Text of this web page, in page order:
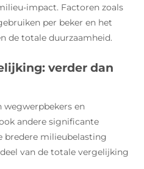
impact. Factoren zoals
per beker en het
de totale duurzaamheid.
verder dan
wegwerpbekers en
andere significante
bredere milieubelasting
van de totale vergelijking